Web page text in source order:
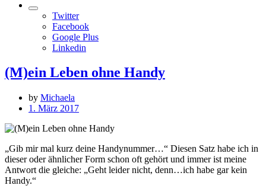
Twitter
Facebook
Google Plus
Linkedin
(M)ein Leben ohne Handy
by Michaela
1. März 2017
„Gib mir mal kurz deine Handynummer…“ Diesen Satz habe ich in
dieser oder ähnlicher Form schon oft gehört und immer ist meine
Antwort die gleiche: „Geht leider nicht, denn…ich habe gar kein
Handy.“